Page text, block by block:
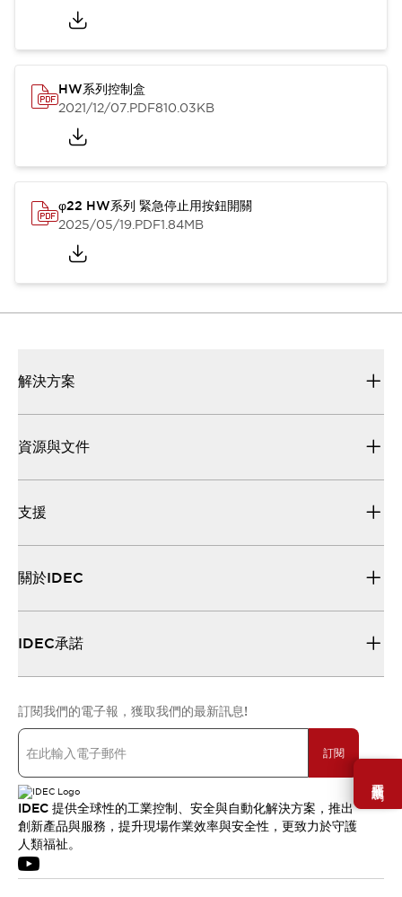
需要幫助嗎？
HW系列控制盒
2021/12/07.PDF810.03KB
φ22 HW系列 緊急停止用按鈕開關
2025/05/19.PDF1.84MB
解決方案
資源與文件
支援
關於IDEC
IDEC承諾
訂閱我們的電子報，獲取我們的最新訊息!
訂閱
IDEC 提供全球性的工業控制、安全與自動化解決方案，推出
創新產品與服務，提升現場作業效率與安全性，更致力於守護
人類福祉。